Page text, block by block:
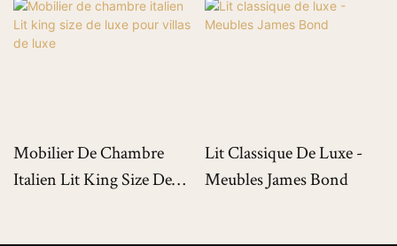
Mobilier De Chambre
Italien Lit King Size De
Lit Classique De Luxe -
Meubles James Bond